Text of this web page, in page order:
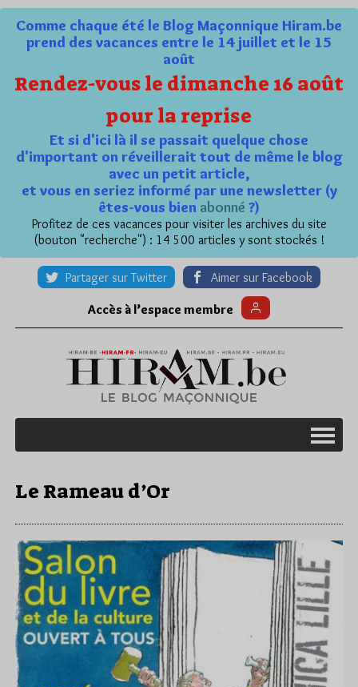
Comme chaque été le Blog Maçonnique Hiram.be
prend des vacances entre le 14 juillet et le 15
août
Rendez-vous le dimanche 16 août
pour la reprise
Et si d'ici là il se passait quelque chose
d'important on réveillerait tout de même le blog
avec un petit article,
et vous en seriez informé par une newsletter (y
êtes-vous bien abonné ?)
Profitez de ces vacances pour visiter les archives du site
(bouton "recherche") : 14 500 articles y sont stockés !
Partager sur Twitter Aimer sur Facebook
Accès à l’espace membre
Le Rameau d’Or